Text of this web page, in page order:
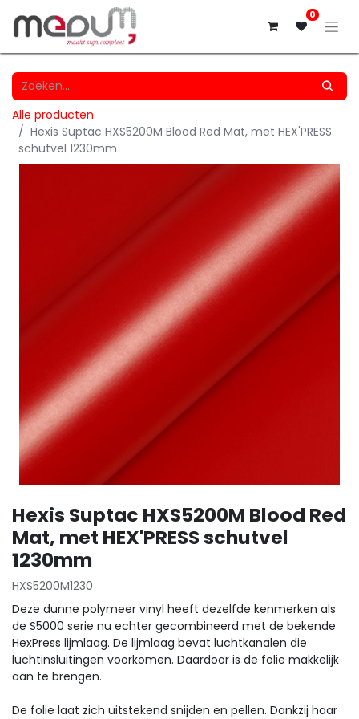
0
Alle producten
Hexis Suptac HXS5200M Blood Red Mat, met HEX'PRESS
schutvel 1230mm
Hexis Suptac HXS5200M Blood Red
Mat, met HEX'PRESS schutvel
1230mm
HXS5200M1230
Deze dunne polymeer vinyl heeft dezelfde kenmerken als
de S5000 serie nu echter gecombineerd met de bekende
HexPress lijmlaag. De lijmlaag bevat luchtkanalen die
luchtinsluitingen voorkomen. Daardoor is de folie makkelijk
aan te brengen.
De folie laat zich uitstekend snijden en pellen. Dankzij haar